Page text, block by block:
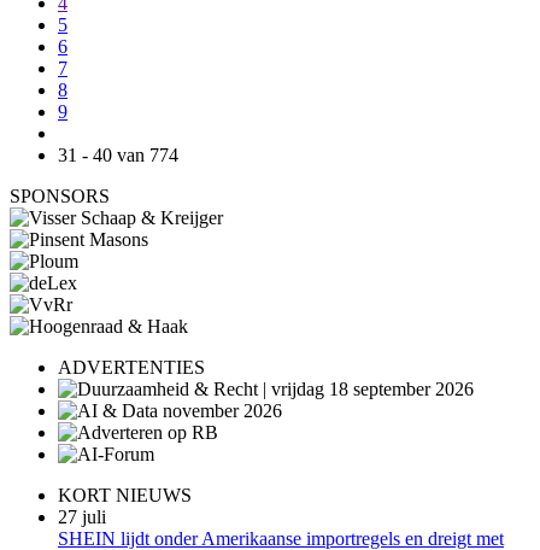
5
6
7
8
9
31 - 40 van 774
SPONSORS
ADVERTENTIES
KORT NIEUWS
27 juli
SHEIN lijdt onder Amerikaanse importregels en dreigt met